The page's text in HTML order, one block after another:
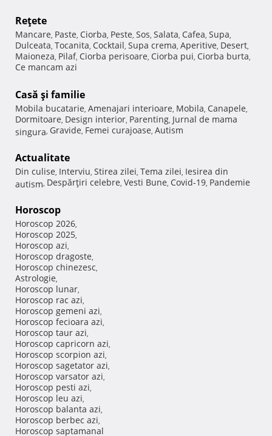
Reţete
Mancare, Paste, Ciorba, Peste, Sos, Salata, Cafea, Supa,
Dulceata, Tocanita, Cocktail, Supa crema, Aperitive, Desert,
Maioneza, Pilaf, Ciorba perisoare, Ciorba pui, Ciorba burta,
Ce mancam azi
Casă şi familie
Mobila bucatarie, Amenajari interioare, Mobila, Canapele,
Dormitoare, Design interior, Parenting, Jurnal de mama
singura, Gravide, Femei curajoase, Autism
Actualitate
Din culise, Interviu, Stirea zilei, Tema zilei, Iesirea din
autism, Despărţiri celebre, Vesti Bune, Covid-19, Pandemie
Horoscop
Horoscop 2026,
Horoscop 2025,
Horoscop azi,
Horoscop dragoste,
Horoscop chinezesc,
Astrologie,
Horoscop lunar,
Horoscop rac azi,
Horoscop gemeni azi,
Horoscop fecioara azi,
Horoscop taur azi,
Horoscop capricorn azi,
Horoscop scorpion azi,
Horoscop sagetator azi,
Horoscop varsator azi,
Horoscop pesti azi,
Horoscop leu azi,
Horoscop balanta azi,
Horoscop berbec azi,
Horoscop saptamanal